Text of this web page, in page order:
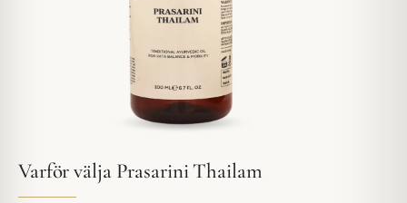
Varför välja Prasarini Thailam